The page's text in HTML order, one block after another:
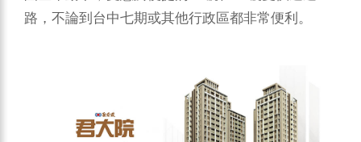
路，不論到台中七期或其他行政區都非常便利。